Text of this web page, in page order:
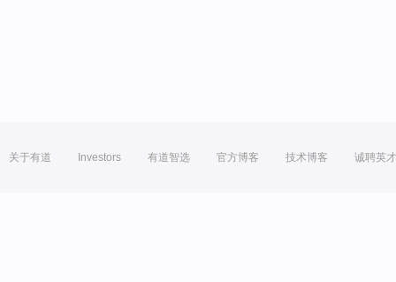
关于有道 Investors 有道智选 官方博客 技术博客 诚聘英才